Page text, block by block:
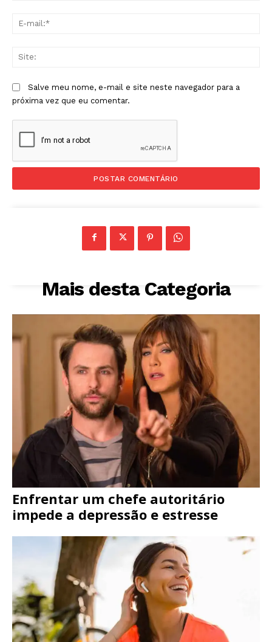
Salve meu nome, e-mail e site neste navegador para a
próxima vez que eu comentar.
Mais desta Categoria
Enfrentar um chefe autoritário
impede a depressão e estresse